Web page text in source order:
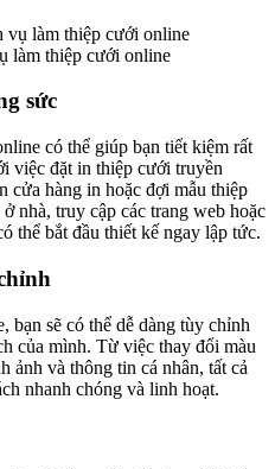
làm thiệp cưới online
sức
có thể giúp bạn tiết kiệm rất
việc đặt in thiệp cưới truyền
cửa hàng in hoặc đợi mẫu thiệp
nhà, truy cập các trang web hoặc
thể bắt đầu thiết kế ngay lập tức.
sẽ có thể dễ dàng tùy chỉnh
của mình. Từ việc thay đổi màu
ảnh và thông tin cá nhân, tất cả
nhanh chóng và linh hoạt.